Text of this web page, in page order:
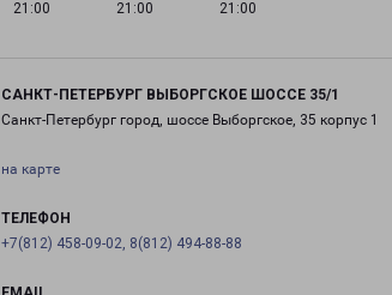
21:00
21:00
21:00
САНКТ-ПЕТЕРБУРГ ВЫБОРГСКОЕ ШОССЕ 35/1
Санкт-Петербург город, шоссе Выборгское, 35 корпус 1
на карте
ТЕЛЕФОН
+7(812) 458-09-02, 8(812) 494-88-88